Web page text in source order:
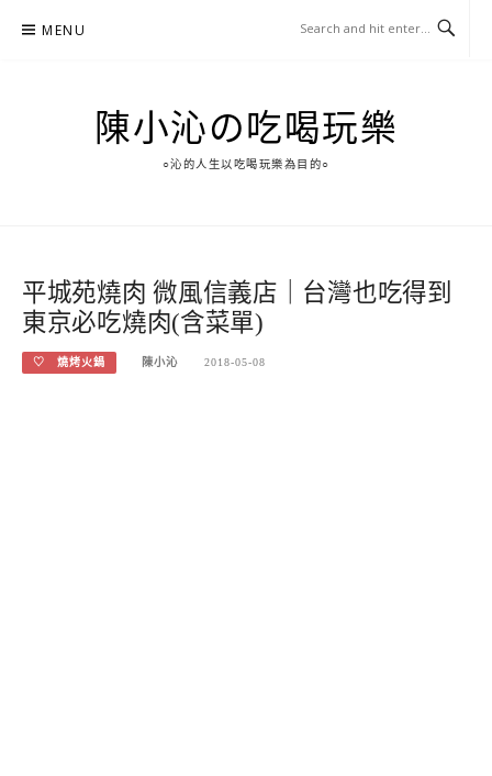
MENU
陳小沁の吃喝玩樂
○沁的人生以吃喝玩樂為目的○
平城苑燒肉 微風信義店｜台灣也吃得到
東京必吃燒肉(含菜單)
♡ 燒烤火鍋 陳小沁 2018-05-08